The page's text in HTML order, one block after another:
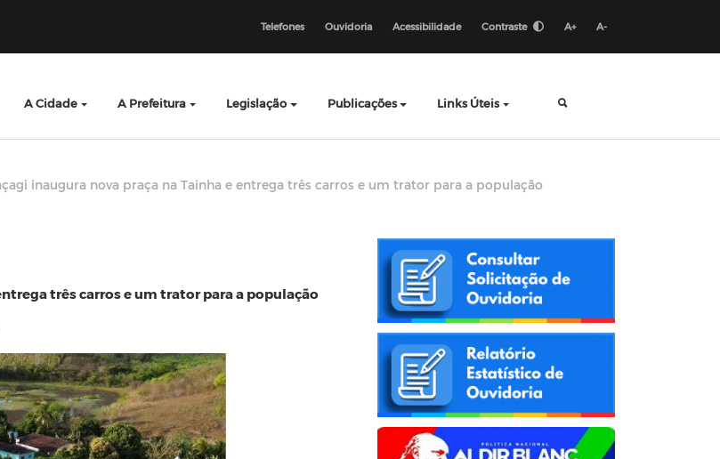
Telefones Ouvidoria Acessibilidade Contraste A+ A-
A Cidade A Prefeitura Legislação Publicações Links Úteis
inaugura nova praça na Tainha e entrega três carros e um trator para a população
três carros e um trator para a população